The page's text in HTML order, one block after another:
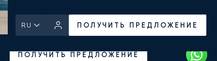
RU ПОЛУЧИТЬ ПРЕДЛОЖЕНИЕ
ПОЛУЧИТЬ ПРЕДЛОЖЕНИЕ